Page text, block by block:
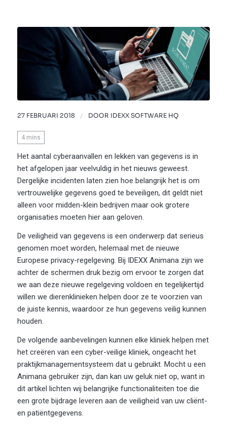
4 mins
Het aantal cyberaanvallen en lekken van gegevens is in
het afgelopen jaar veelvuldig in het nieuws geweest.
Dergelijke incidenten laten zien hoe belangrijk het is om
vertrouwelijke gegevens goed te beveiligen, dit geldt niet
alleen voor midden-klein bedrijven maar ook grotere
organisaties moeten hier aan geloven.
De veiligheid van gegevens is een onderwerp dat serieus
genomen moet worden, helemaal met de nieuwe
Europese privacy-regelgeving. Bij IDEXX Animana zijn we
achter de schermen druk bezig om ervoor te zorgen dat
we aan deze nieuwe regelgeving voldoen en tegelijkertijd
willen we dierenklinieken helpen door ze te voorzien van
de juiste kennis, waardoor ze hun gegevens veilig kunnen
houden.
De volgende aanbevelingen kunnen elke kliniek helpen met
het creëren van een cyber-veilige kliniek, ongeacht het
praktijkmanagementsysteem dat u gebruikt. Mocht u een
Animana gebruiker zijn, dan kan uw geluk niet op, want in
dit artikel lichten wij belangrijke functionaliteiten toe die
een grote bijdrage leveren aan de veiligheid van uw cliënt-
en patiëntgegevens.
27 FEBRUARI 2018 / DOOR IDEXX SOFTWARE HQ